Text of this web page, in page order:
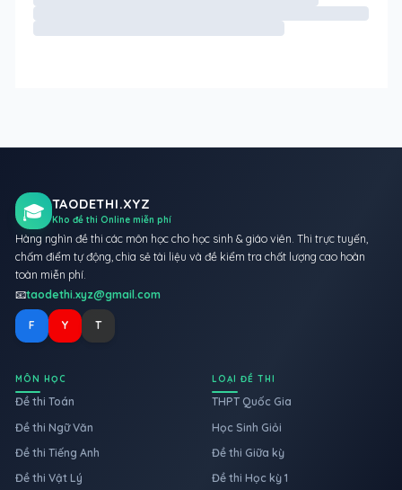
🎓 TAODETHI.XYZ
Kho đề thi Online miễn phí
Hàng nghìn đề thi các môn học cho học sinh & giáo viên. Thi trực tuyến,
chấm điểm tự động, chia sẻ tài liệu và đề kiểm tra chất lượng cao hoàn
toàn miễn phí.
📧taodethi.xyz@gmail.com
F Y T
MÔN HỌC
Đề thi Toán
Đề thi Ngữ Văn
Đề thi Tiếng Anh
Đề thi Vật Lý
LOẠI ĐỀ THI
THPT Quốc Gia
Học Sinh Giỏi
Đề thi Giữa kỳ
Đề thi Học kỳ 1